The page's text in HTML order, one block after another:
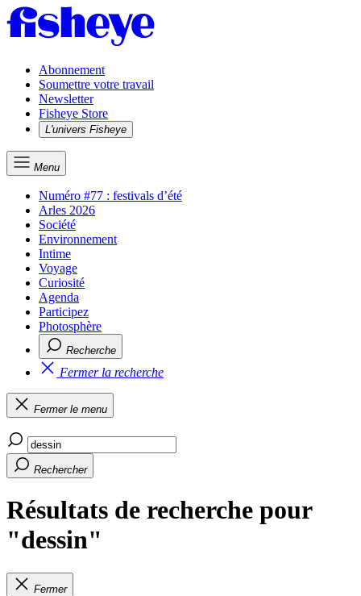
Abonnement
Soumettre votre travail
Newsletter
Fisheye Store
L'univers Fisheye
Menu
Numéro #77 : festivals d’été
Arles 2026
Société
Environnement
Intime
Voyage
Curiosité
Agenda
Participez
Photosphère
Recherche
Fermer la recherche
Fermer le menu
Rechercher
Résultats de recherche pour
"dessin"
Fermer